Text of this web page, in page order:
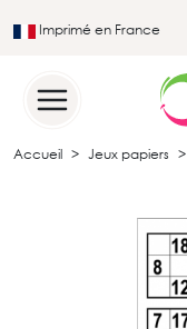
Imprimé en France
Accueil Jeux papiers